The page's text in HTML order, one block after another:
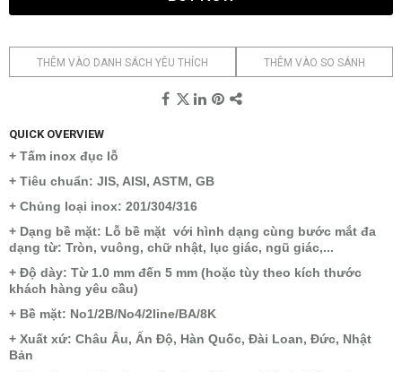
THÊM VÀO DANH SÁCH YÊU THÍCH THÊM VÀO SO SÁNH
QUICK OVERVIEW
+ Tấm inox đục lỗ
+ Tiêu chuẩn: JIS, AISI, ASTM, GB
+ Chủng loại inox: 201/304/316
+ Dạng bề mặt: Lỗ bề mặt với hình dạng cùng bước mắt đa
dạng từ: Tròn, vuông, chữ nhật, lục giác, ngũ giác,...
+ Độ dày: Từ 1.0 mm đến 5 mm (hoặc tùy theo kích thước
khách hàng yêu cầu)
+ Bề mặt: No1/2B/No4/2line/BA/8K
+ Xuất xứ: Châu Âu, Ấn Độ, Hàn Quốc, Đài Loan, Đức, Nhật
Bản